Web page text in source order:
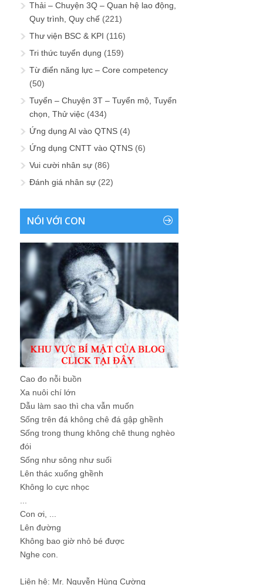
Thải – Chuyện 3Q – Quan hệ lao động,
Quy trình, Quy chế (221)
Thư viện BSC & KPI (116)
Tri thức tuyển dụng (159)
Từ điển năng lực – Core competency
(50)
Tuyển – Chuyện 3T – Tuyển mộ, Tuyển
chọn, Thử việc (434)
Ứng dụng AI vào QTNS (4)
Ứng dụng CNTT vào QTNS (6)
Vui cười nhân sự (86)
Đánh giá nhân sự (22)
NÓI VỚI CON
Cao đo nỗi buồn
Xa nuôi chí lớn
Dẫu làm sao thì cha vẫn muốn
Sống trên đá không chê đá gập ghềnh
Sống trong thung không chê thung nghèo
đói
Sống như sông như suối
Lên thác xuống ghềnh
Không lo cực nhọc
Con ơi, ...
Lên đường
Không bao giờ nhỏ bé được
Nghe con.
Liên hệ: Mr. Nguyễn Hùng Cường